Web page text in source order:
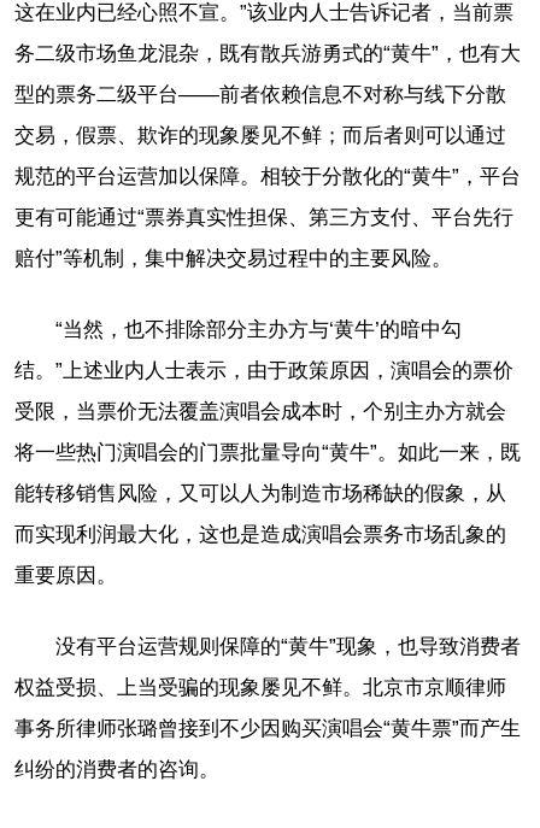
这在业内已经心照不宣。”该业内人士告诉记者，当前票
务二级市场鱼龙混杂，既有散兵游勇式的“黄牛”，也有大
型的票务二级平台——前者依赖信息不对称与线下分散
交易，假票、欺诈的现象屡见不鲜；而后者则可以通过
规范的平台运营加以保障。相较于分散化的“黄牛”，平台
更有可能通过“票券真实性担保、第三方支付、平台先行
赔付”等机制，集中解决交易过程中的主要风险。
“当然，也不排除部分主办方与‘黄牛’的暗中勾
结。”上述业内人士表示，由于政策原因，演唱会的票价
受限，当票价无法覆盖演唱会成本时，个别主办方就会
将一些热门演唱会的门票批量导向“黄牛”。如此一来，既
能转移销售风险，又可以人为制造市场稀缺的假象，从
而实现利润最大化，这也是造成演唱会票务市场乱象的
重要原因。
没有平台运营规则保障的“黄牛”现象，也导致消费者
权益受损、上当受骗的现象屡见不鲜。北京市京顺律师
事务所律师张璐曾接到不少因购买演唱会“黄牛票”而产生
纠纷的消费者的咨询。